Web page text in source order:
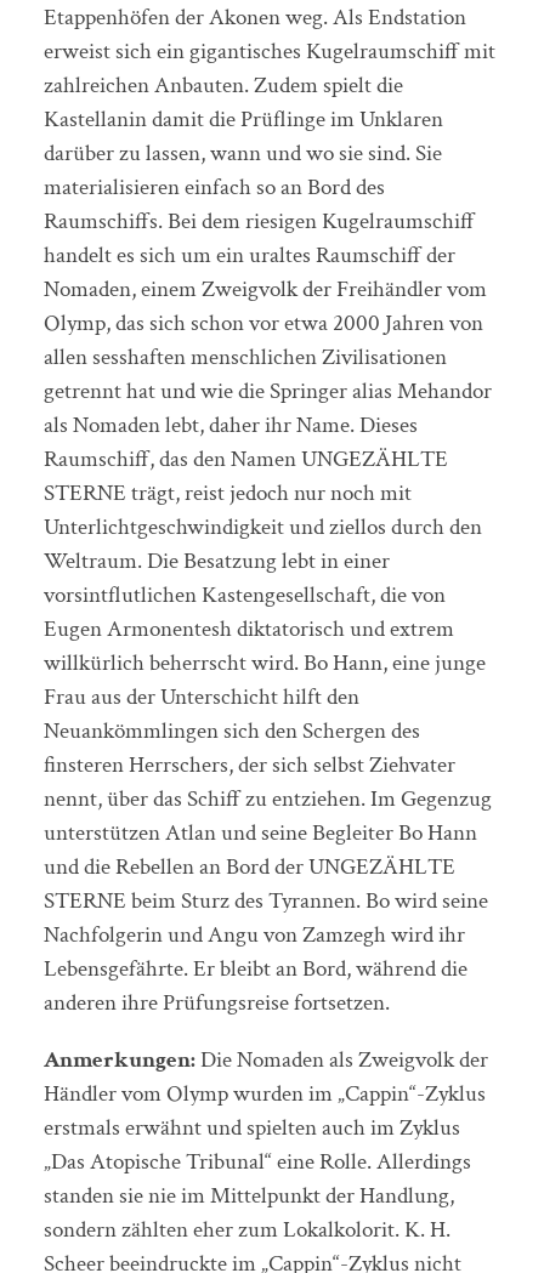
Etappenhöfen der Akonen weg. Als Endstation
erweist sich ein gigantisches Kugelraumschiff mit
zahlreichen Anbauten. Zudem spielt die
Kastellanin damit die Prüflinge im Unklaren
darüber zu lassen, wann und wo sie sind. Sie
materialisieren einfach so an Bord des
Raumschiffs. Bei dem riesigen Kugelraumschiff
handelt es sich um ein uraltes Raumschiff der
Nomaden, einem Zweigvolk der Freihändler vom
Olymp, das sich schon vor etwa 2000 Jahren von
allen sesshaften menschlichen Zivilisationen
getrennt hat und wie die Springer alias Mehandor
als Nomaden lebt, daher ihr Name. Dieses
Raumschiff, das den Namen UNGEZÄHLTE
STERNE trägt, reist jedoch nur noch mit
Unterlichtgeschwindigkeit und ziellos durch den
Weltraum. Die Besatzung lebt in einer
vorsintflutlichen Kastengesellschaft, die von
Eugen Armonentesh diktatorisch und extrem
willkürlich beherrscht wird. Bo Hann, eine junge
Frau aus der Unterschicht hilft den
Neuankömmlingen sich den Schergen des
finsteren Herrschers, der sich selbst Ziehvater
nennt, über das Schiff zu entziehen. Im Gegenzug
unterstützen Atlan und seine Begleiter Bo Hann
und die Rebellen an Bord der UNGEZÄHLTE
STERNE beim Sturz des Tyrannen. Bo wird seine
Nachfolgerin und Angu von Zamzegh wird ihr
Lebensgefährte. Er bleibt an Bord, während die
anderen ihre Prüfungsreise fortsetzen.
Anmerkungen:Die Nomaden als Zweigvolk der
Händler vom Olymp wurden im „Cappin“-Zyklus
erstmals erwähnt und spielten auch im Zyklus
„Das Atopische Tribunal“ eine Rolle. Allerdings
standen sie nie im Mittelpunkt der Handlung,
sondern zählten eher zum Lokalkolorit. K. H.
Scheer beeindruckte im „Cappin“-Zyklus nicht